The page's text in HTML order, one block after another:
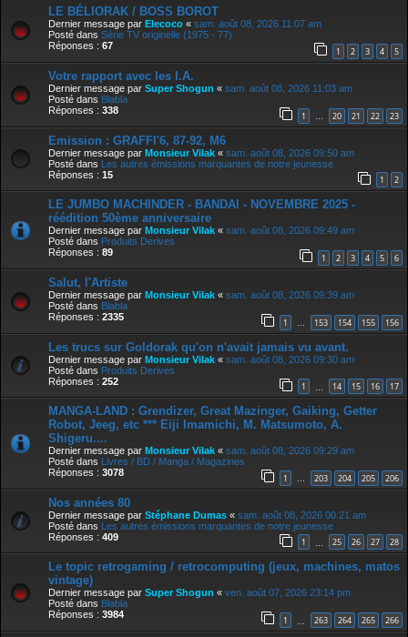
LE BÉLIORAK / BOSS BOROT
Dernier message par Elecoco « sam. août 08, 2026 11:07 am
Posté dans Série TV originelle (1975 - 77)
Réponses : 67 1 2 3 4 5
Votre rapport avec les I.A.
Dernier message par Super Shogun « sam. août 08, 2026 11:03 am
Posté dans Blabla
Réponses : 338 1 … 20 21 22 23
Emission : GRAFFI'6, 87-92, M6
Dernier message par Monsieur Vilak « sam. août 08, 2026 09:50 am
Posté dans Les autres émissions marquantes de notre jeunesse
Réponses : 15 1 2
LE JUMBO MACHINDER - BANDAI - NOVEMBRE 2025 -
réédition 50ème anniversaire
Dernier message par Monsieur Vilak « sam. août 08, 2026 09:49 am
Posté dans Produits Derives
Réponses : 89 1 2 3 4 5 6
Salut, l'Artiste
Dernier message par Monsieur Vilak « sam. août 08, 2026 09:39 am
Posté dans Blabla
Réponses : 2335 1 153 154 155 156
Les trucs sur Goldorak qu'on n'avait jamais vu avant.
Dernier message par Monsieur Vilak « sam. août 08, 2026 09:30 am
Posté dans Produits Derives
Réponses : 252 1 14 15 16 17
MANGA-LAND : Grendizer, Great Mazinger, Gaiking, Getter
Robot, Jeeg, etc *** Eiji Imamichi, M. Matsumoto, A.
Shigeru....
Dernier message par Monsieur Vilak « sam. août 08, 2026 09:29 am
Posté dans Livres / BD / Manga / Magazines
Réponses : 3078 1 … 203 204 205 206
Nos années 80
Dernier message par Stéphane Dumas « sam. août 08, 2026 00:21 am
Posté dans Les autres émissions marquantes de notre jeunesse
Réponses : 409 1 25 26 27 28
Le topic retrogaming / retrocomputing (jeux, machines, matos
vintage)
Dernier message par Super Shogun « ven. août 07, 2026 23:14 pm
Posté dans Blabla
Réponses : 3984 1 263 264 265 266